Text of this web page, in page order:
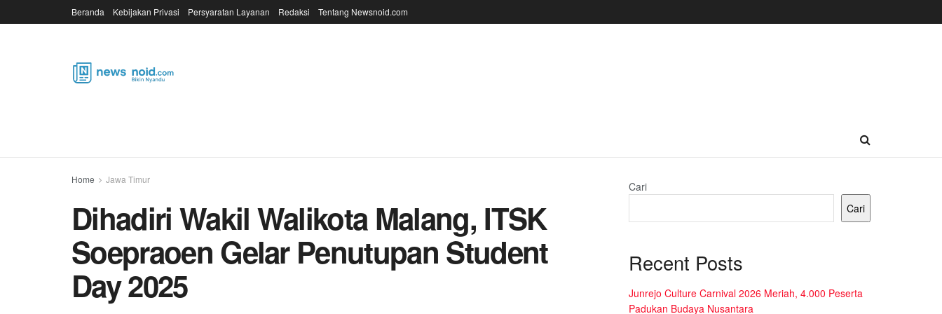
Beranda Kebijakan Privasi Persyaratan Layanan Redaksi Tentang Newsnoid.com
Home Jawa Timur
Dihadiri Wakil Walikota Malang, ITSK
Soepraoen Gelar Penutupan Student
Day 2025
Cari
Cari
Recent Posts
Junrejo Culture Carnival 2026 Meriah, 4.000 Peserta
Padukan Budaya Nusantara